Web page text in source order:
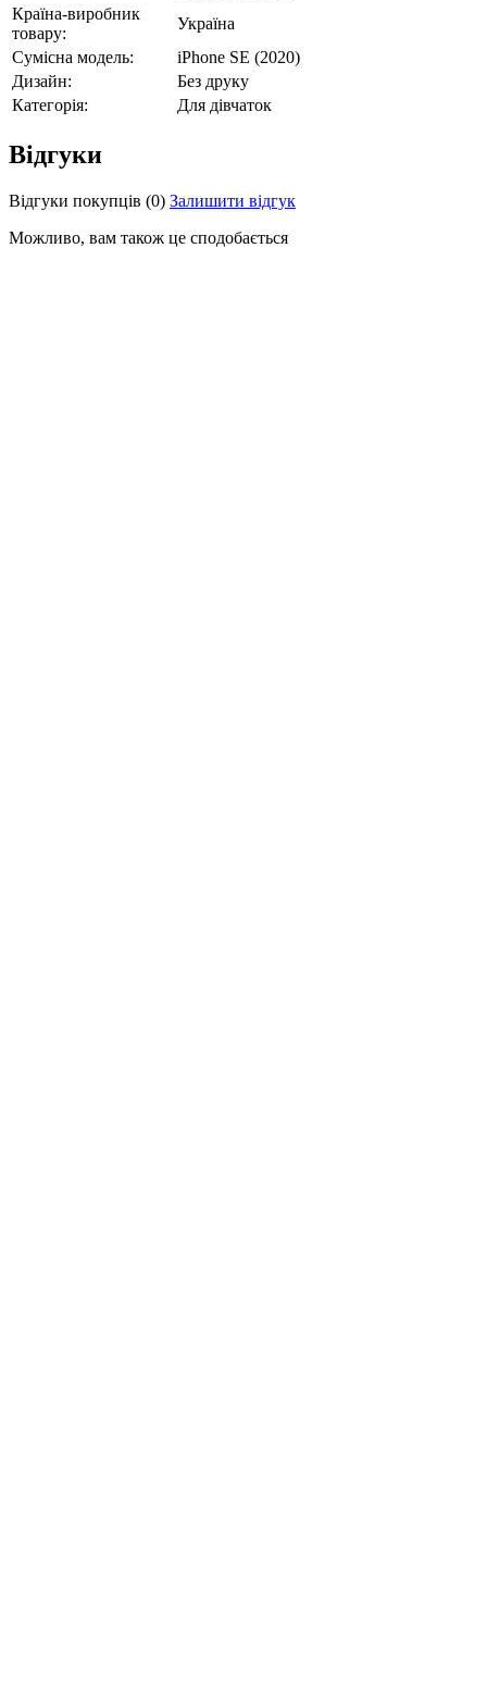
Країна-виробник
товару:
Україна
Сумісна модель:
iPhone SE (2020)
Дизайн:
Без друку
Категорія:
Для дівчаток
Відгуки
Відгуки покупців (0) Залишити відгук
Можливо, вам також це сподобається